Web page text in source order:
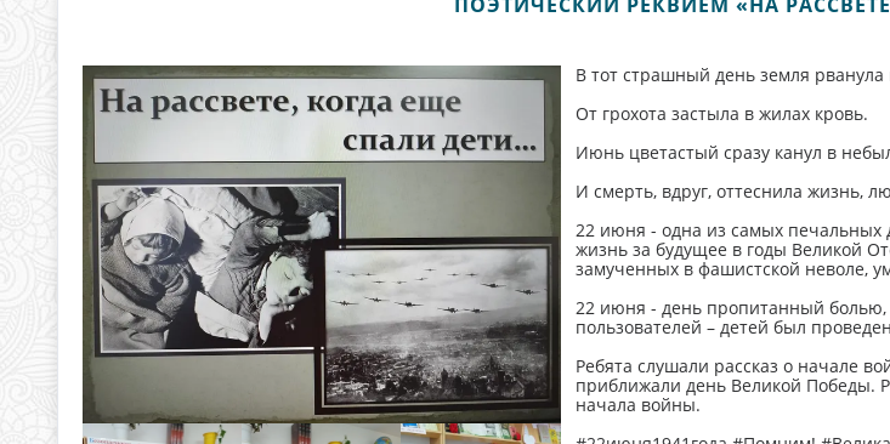
В тот страшный день земля рванула
От грохота застыла в жилах кровь.
Июнь цветастый сразу канул в
И смерть, вдруг, оттеснила жизнь,
22 июня - одна из самых печальных
жизнь за будущее в годы Великой
замученных в фашистской неволе,
22 июня - день пропитанный
пользователей – детей был
Ребята слушали рассказ о начале
приближали день Великой Победы.
начала войны.